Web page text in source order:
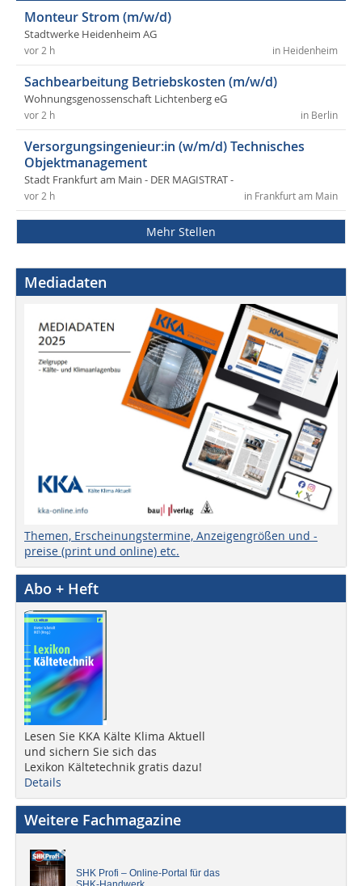
Monteur Strom (m/w/d)
Stadtwerke Heidenheim AG
in Heidenheim
vor 2 h
Sachbearbeitung Betriebskosten (m/w/d)
Wohnungsgenossenschaft Lichtenberg eG
in Berlin
vor 2 h
Versorgungsingenieur:in (w/m/d) Technisches
Objektmanagement
Stadt Frankfurt am Main - DER MAGISTRAT -
in Frankfurt am Main
vor 2 h
Mehr Stellen
Mediadaten
Themen, Erscheinungstermine, Anzeigengrößen und -
preise (print und online) etc.
Abo + Heft
Lesen Sie KKA Kälte Klima Aktuell
und sichern Sie sich das
Lexikon Kältetechnik gratis dazu!
Details
Weitere Fachmagazine
SHK Profi – Online-Portal für das